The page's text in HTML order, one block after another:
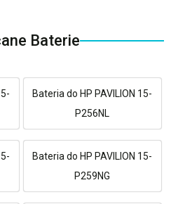
Baterie
Bateria do HP PAVILION 15-
P256NL
Bateria do HP PAVILION 15-
P259NG